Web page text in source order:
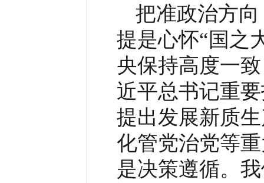
把准政治方
提是心怀“国之
央保持高度一
近平总书记重
提出发展新质
化管党治党等
是决策遵循。